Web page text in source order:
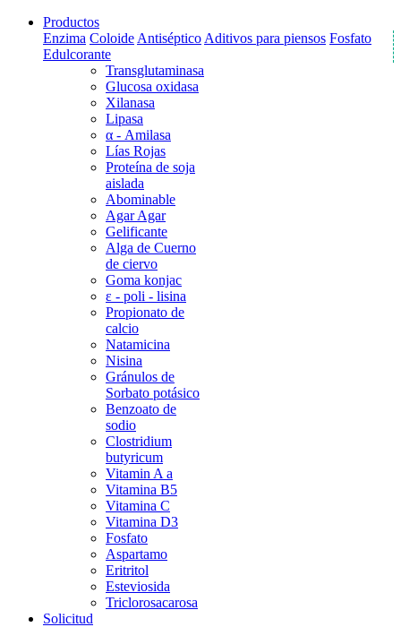
Productos
Enzima Coloide Antiséptico Aditivos para piensos Fosfato
Edulcorante
Transglutaminasa
Glucosa oxidasa
Xilanasa
Lipasa
α - Amilasa
Lías Rojas
Proteína de soja
aislada
Abominable
Agar Agar
Gelificante
Alga de Cuerno
de ciervo
Goma konjac
ε - poli - lisina
Propionato de
calcio
Natamicina
Nisina
Gránulos de
Sorbato potásico
Benzoato de
sodio
Clostridium
butyricum
Vitamin A a
Vitamina B5
Vitamina C
Vitamina D3
Fosfato
Aspartamo
Eritritol
Esteviosida
Triclorosacarosa
Solicitud